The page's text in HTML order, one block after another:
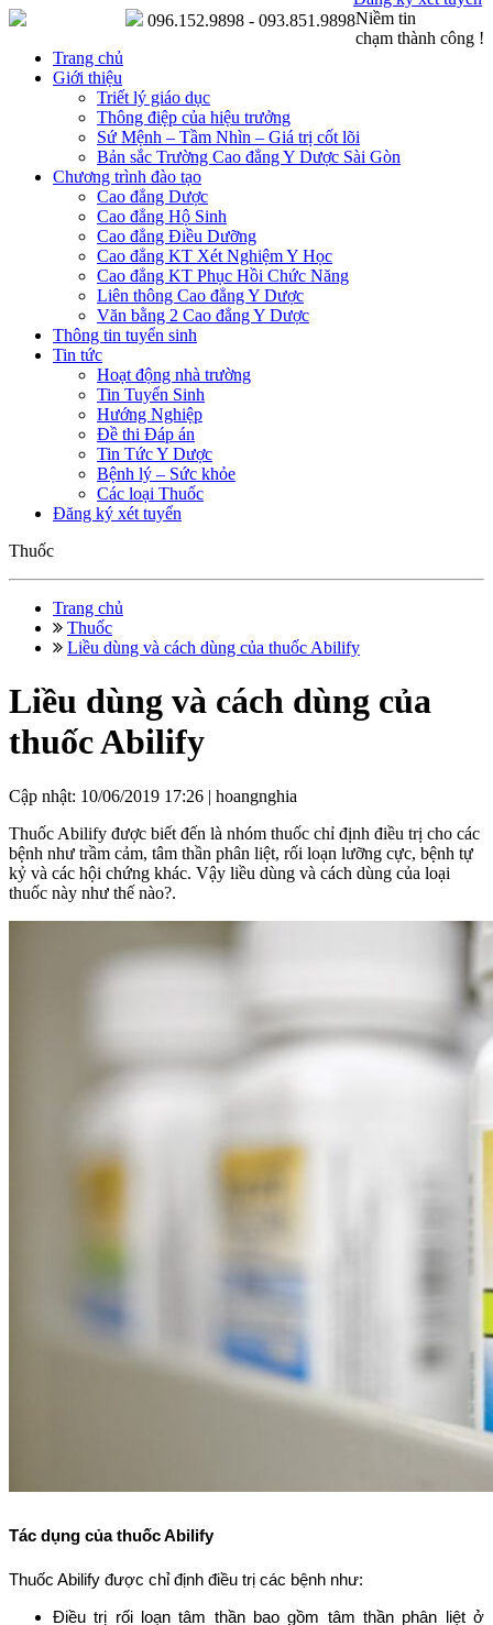
Niềm tin
chạm thành công !
096.152.9898 - 093.851.9898
Trang chủ
Giới thiệu
Triết lý giáo dục
Thông điệp của hiệu trưởng
Sứ Mệnh – Tầm Nhìn – Giá trị cốt lõi
Bản sắc Trường Cao đẳng Y Dược Sài Gòn
Chương trình đào tạo
Cao đẳng Dược
Cao đẳng Hộ Sinh
Cao đẳng Điều Dưỡng
Cao đẳng KT Xét Nghiệm Y Học
Cao đẳng KT Phục Hồi Chức Năng
Liên thông Cao đẳng Y Dược
Văn bằng 2 Cao đẳng Y Dược
Thông tin tuyển sinh
Tin tức
Hoạt động nhà trường
Tin Tuyển Sinh
Hướng Nghiệp
Đề thi Đáp án
Tin Tức Y Dược
Bệnh lý – Sức khỏe
Các loại Thuốc
Đăng ký xét tuyển
Thuốc
Trang chủ
Thuốc
Liều dùng và cách dùng của thuốc Abilify
Liều dùng và cách dùng của
thuốc Abilify
Cập nhật: 10/06/2019 17:26 | hoangnghia
Thuốc Abilify được biết đến là nhóm thuốc chỉ định điều trị cho các
bệnh như trầm cảm, tâm thần phân liệt, rối loạn lưỡng cực, bệnh tự
kỷ và các hội chứng khác. Vậy liều dùng và cách dùng của loại
thuốc này như thế nào?.
Tác dụng của thuốc Abilify
Thuốc Abilify được chỉ định điều trị các bệnh như:
Điều trị rối loạn tâm thần bao gồm tâm thần phân liệt ở